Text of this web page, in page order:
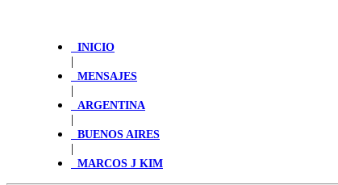
INICIO
|
MENSAJES
|
ARGENTINA
|
BUENOS AIRES
|
MARCOS J KIM